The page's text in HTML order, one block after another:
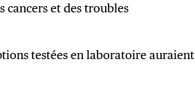
cancers et des troubles
testées en laboratoire auraient